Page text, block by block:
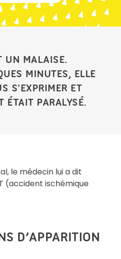
UN MALAISE.
MINUTES, ELLE
S'EXPRIMER ET
ÉTAIT PARALYSÉ.
le médecin lui a dit
(accident ischémique
D’APPARITION